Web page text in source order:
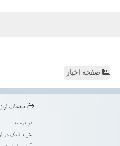
صفحه اخبار
صفحات
درباره ما
خرید لینک در